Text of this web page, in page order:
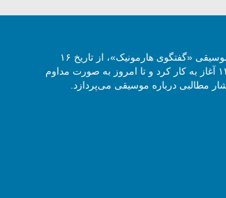
مجله آنلاین موسیقی «گفتگوی هارمونیک»، از تاریخ ۱۶
فروردین ۱۳۸۳ آغاز به کار کرد و تا امروز به صورت مداوم
مطالبی درباره موسیقی می‌پردازد.